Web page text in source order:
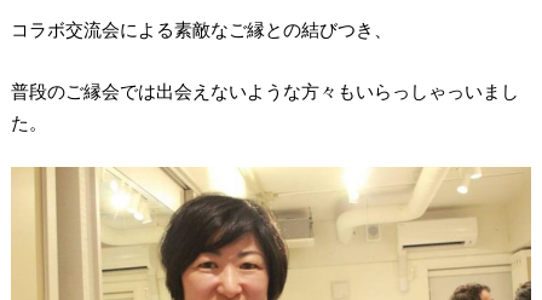
コラボ交流会による素敵なご縁との結びつき、
普段のご縁会では出会えないような方々もいらっしゃっいまし
た。